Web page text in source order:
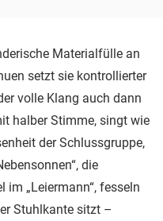
Materialfülle an
setzt sie kontrollierter
volle Klang auch dann
halber Stimme, singt wie
der Schlussgruppe,
die
„Leiermann“, fesseln
Stuhlkante sitzt –